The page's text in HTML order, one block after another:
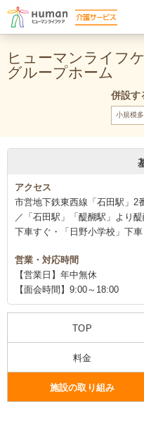
ヒューマンライフ
グループホーム
併設す
小規模
アクセス
市営地下鉄東西線「石田駅」2
／「石田駅」「醍醐駅」より
下車すぐ・「日野小学校」下
営業・対応時間
【営業日】年中無休
【面会時間】9:00～18:00
TOP
料金
施設の取り組み